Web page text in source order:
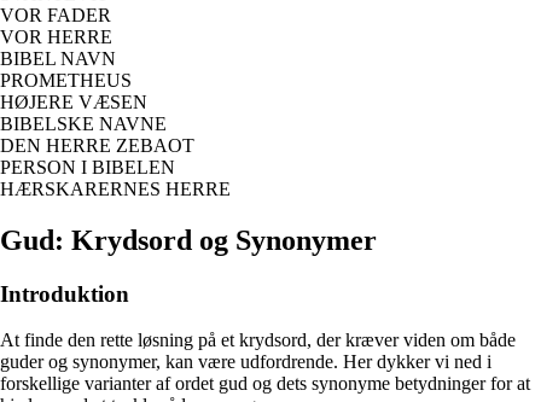
VOR FADER
VOR HERRE
BIBEL NAVN
PROMETHEUS
HØJERE VÆSEN
BIBELSKE NAVNE
DEN HERRE ZEBAOT
PERSON I BIBELEN
HÆRSKARERNES HERRE
Gud: Krydsord og Synonymer
Introduktion
At finde den rette løsning på et krydsord, der kræver viden om både
guder og synonymer, kan være udfordrende. Her dykker vi ned i
forskellige varianter af ordet gud og dets synonyme betydninger for at